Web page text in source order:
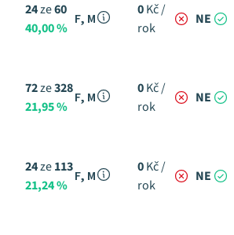
24ze60
40,00 %
F, M
0Kč /
rok
NE
72ze328
21,95 %
F, M
0Kč /
rok
NE
24ze113
21,24 %
F, M
0Kč /
rok
NE